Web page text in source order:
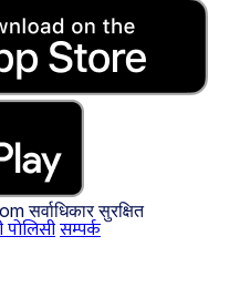
सर्वाधिकार सुरक्षित
पोलिसीसम्पर्क